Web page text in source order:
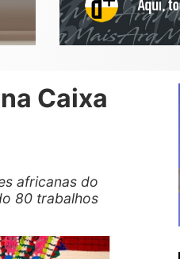
Caixa
africanas do
80 trabalhos